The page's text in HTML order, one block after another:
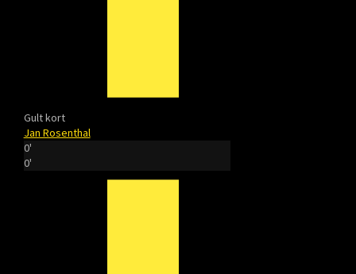
Gult kort
Jan Rosenthal
0'
0'